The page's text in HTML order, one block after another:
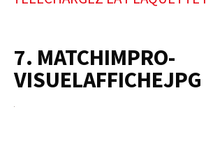
7. MATCHIMPRO-
VISUELAFFICHEJPG